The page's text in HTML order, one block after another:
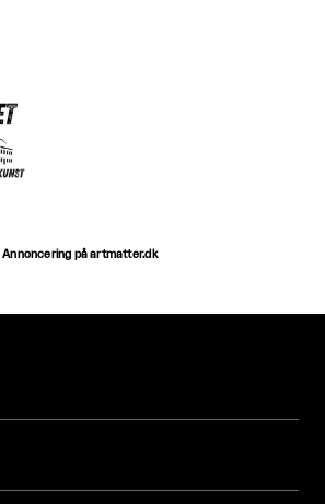
Annoncering på artmatter.dk